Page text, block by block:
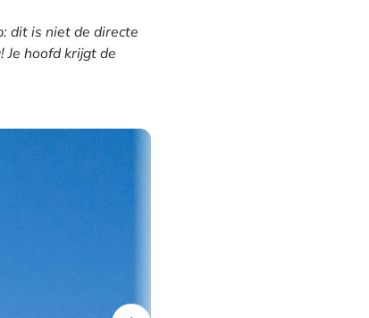
dit is niet de directe
hoofd krijgt de